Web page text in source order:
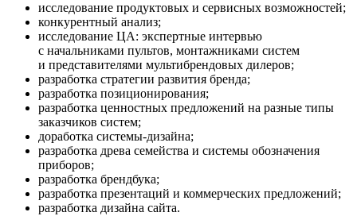
исследование продуктовых и сервисных возможностей;
конкурентный анализ;
исследование ЦА: экспертные интервью
с начальниками пультов, монтажниками систем
и представителями мультибрендовых дилеров;
разработка стратегии развития бренда;
разработка позиционирования;
разработка ценностных предложений на разные типы
заказчиков систем;
доработка системы-дизайна;
разработка древа семейства и системы обозначения
приборов;
разработка брендбука;
разработка презентаций и коммерческих предложений;
разработка дизайна сайта.